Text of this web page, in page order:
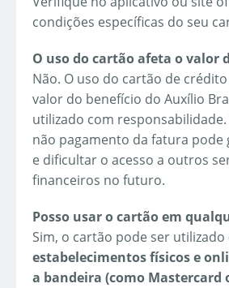
condições específicas do seu
O uso do cartão afeta o valor
Não. O uso do cartão de
valor do benefício do Auxílio
utilizado com
não pagamento da fatura pode
e dificultar o acesso a outros
financeiros no futuro.
Posso usar o cartão em
Sim, o cartão pode ser utilizado
estabelecimentos físicos e
a bandeira (como Mastercard